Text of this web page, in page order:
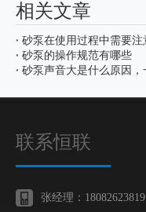
相关文章
砂泵的操作规范有哪些
联系恒联
张经理：18082623819